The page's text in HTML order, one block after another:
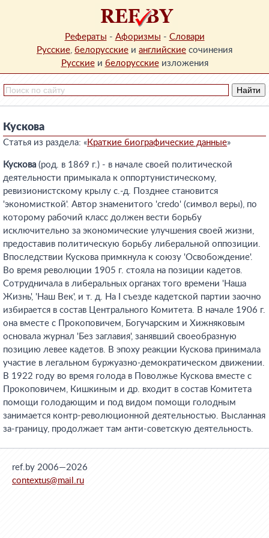
Рефераты - Афоризмы - Словари
Русские, белорусские и английские сочинения
Русскиеи белорусскиеизложения
Кускова
Статья из раздела: «Краткие биографические данные»
Кускова (род. в 1869 г.) - в начале своей политической
деятельности примыкала к оппортунистическому,
ревизионистскому крылу с.-д. Позднее становится
'экономисткой'. Автор знаменитого 'credo' (символ веры), по
которому рабочий класс должен вести борьбу
исключительно за экономические улучшения своей жизни,
предоставив политическую борьбу либеральной оппозиции.
Впоследствии Кускова примкнула к союзу 'Освобождение'.
Во время революции 1905 г. стояла на позиции кадетов.
Сотрудничала в либеральных органах того времени 'Наша
Жизнь', 'Наш Век', и т. д. На I съезде кадетской партии заочно
избирается в состав Центрального Комитета. В начале 1906 г.
она вместе с Прокоповичем, Богучарским и Хижняковым
основала журнал 'Без заглавия', занявший своеобразную
позицию левее кадетов. В эпоху реакции Кускова принимала
участие в легальном буржуазно-демократическом движении.
В 1922 году во время голода в Поволжье Кускова вместе с
Прокоповичем, Кишкиным и др. входит в состав Комитета
помощи голодающим и под видом помощи голодным
занимается контр-революционной деятельностью. Высланная
за-границу, продолжает там анти-советскую деятельность.
ref.by 2006—2026
contextus@mail.ru